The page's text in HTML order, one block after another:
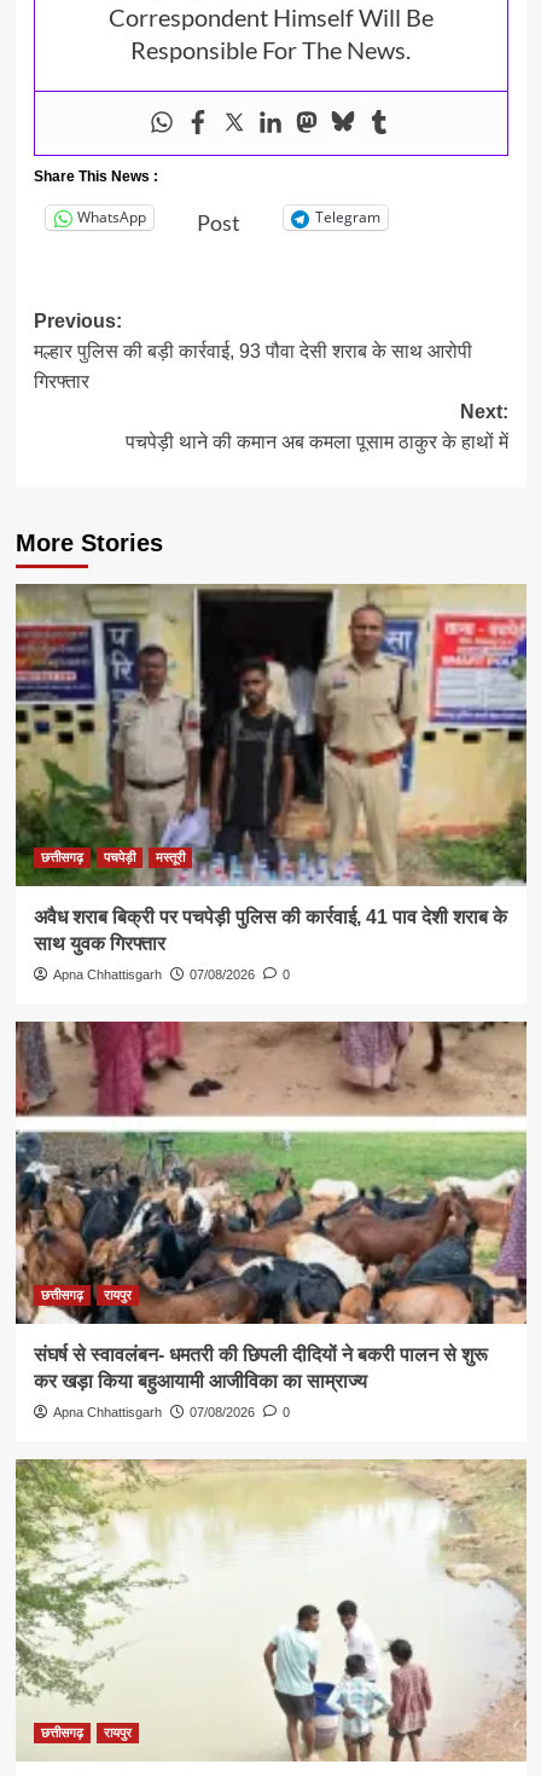
Correspondent Himself Will Be
Responsible For The News.
Share This News :
WhatsApp Post Telegram
Post
navigation
Previous:
मल्हार पुलिस की बड़ी कार्रवाई, 93 पौवा देसी शराब के साथ आरोपी
गिरफ्तार
Next:
पचपेड़ी थाने की कमान अब कमला पूसाम ठाकुर के हाथों में
More Stories
छत्तीसगढ़ पचपेड़ी मस्तूरी
अवैध शराब बिक्री पर पचपेड़ी पुलिस की कार्रवाई, 41 पाव देशी शराब के
साथ युवक गिरफ्तार
Apna Chhattisgarh 07/08/2026 0
छत्तीसगढ़ रायपुर
संघर्ष से स्वावलंबन- धमतरी की छिपली दीदियों ने बकरी पालन से शुरू
कर खड़ा किया बहुआयामी आजीविका का साम्राज्य
Apna Chhattisgarh 07/08/2026 0
छत्तीसगढ़ रायपुर